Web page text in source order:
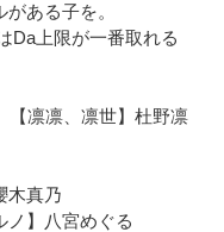
ある子を。
Da上限が一番取れる
【凛凛、凛世】杜野凛
木真乃
ノ】八宮めぐる